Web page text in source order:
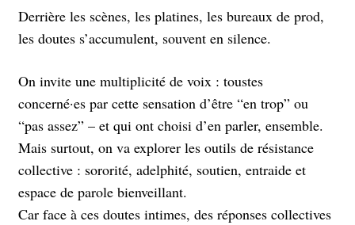
Derrière les scènes, les platines, les bureaux de prod,
les doutes s’accumulent, souvent en silence.
On invite une multiplicité de voix : toustes
concerné·es par cette sensation d’être “en trop” ou
“pas assez” – et qui ont choisi d’en parler, ensemble.
Mais surtout, on va explorer les outils de résistance
collective : sororité, adelphité, soutien, entraide et
espace de parole bienveillant.
Car face à ces doutes intimes, des réponses collectives